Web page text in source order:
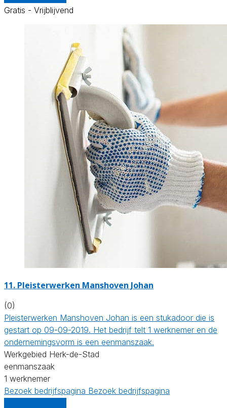
Gratis - Vrijblijvend
11. Pleisterwerken Manshoven Johan
(0)
Pleisterwerken Manshoven Johan is een stukadoor die is
gestart op 09-09-2019. Het bedrijf telt 1 werknemer en de
ondernemingsvorm is een eenmanszaak.
Werkgebied Herk-de-Stad
eenmanszaak
1 werknemer
Bezoek bedrijfspagina Bezoek bedrijfspagina